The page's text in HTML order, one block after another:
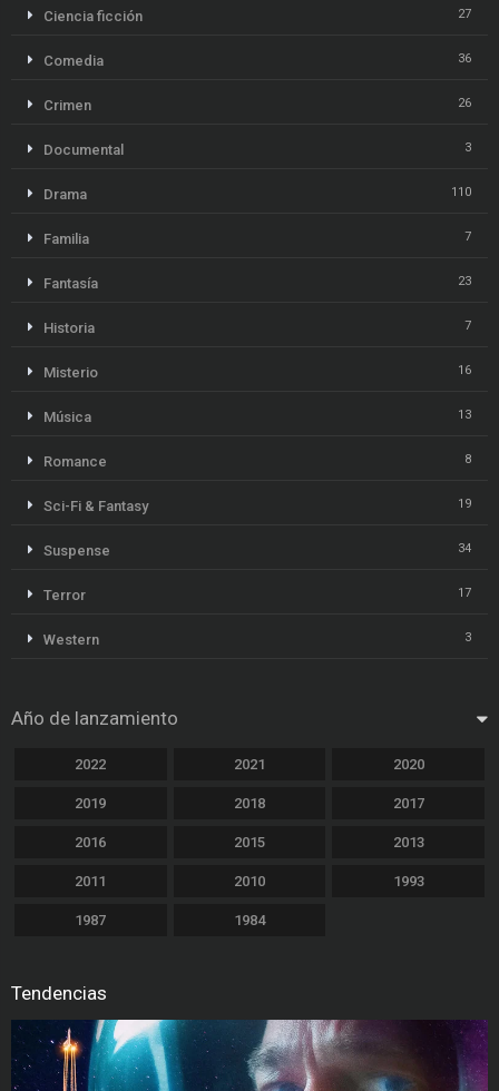
Ciencia ficción 27
Comedia 36
Crimen 26
Documental 3
Drama 110
Familia 7
Fantasía 23
Historia 7
Misterio 16
Música 13
Romance 8
Sci-Fi & Fantasy 19
Suspense 34
Terror 17
Western 3
Año de lanzamiento
2022 2021 2020
2019 2018 2017
2016 2015 2013
2011 2010 1993
1987 1984
Tendencias